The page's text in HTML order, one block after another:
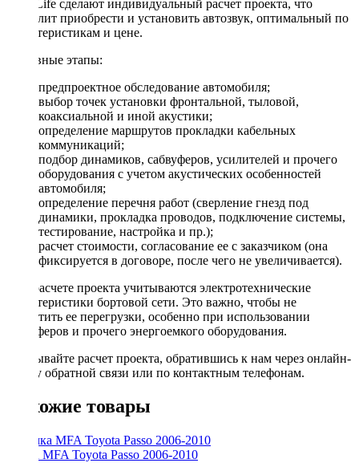
DriveLife сделают индивидуальный расчет проекта, что
позволит приобрести и установить автозвук, оптимальный по
характеристикам и цене.
Основные этапы:
предпроектное обследование автомобиля;
выбор точек установки фронтальной, тыловой,
коаксиальной и иной акустики;
определение маршрутов прокладки кабельных
коммуникаций;
подбор динамиков, сабвуферов, усилителей и прочего
оборудования с учетом акустических особенностей
автомобиля;
определение перечня работ (сверление гнезд под
динамики, прокладка проводов, подключение системы,
тестирование, настройка и пр.);
расчет стоимости, согласование ее с заказчиком (она
фиксируется в договоре, после чего не увеличивается).
При расчете проекта учитываются электротехнические
характеристики бортовой сети. Это важно, чтобы не
допустить ее перегрузки, особенно при использовании
сабвуферов и прочего энергоемкого оборудования.
Заказывайте расчет проекта, обратившись к нам через онлайн-
форму обратной связи или по контактным телефонам.
Похожие товары
Рамка MFA Toyota Passo 2006-2010